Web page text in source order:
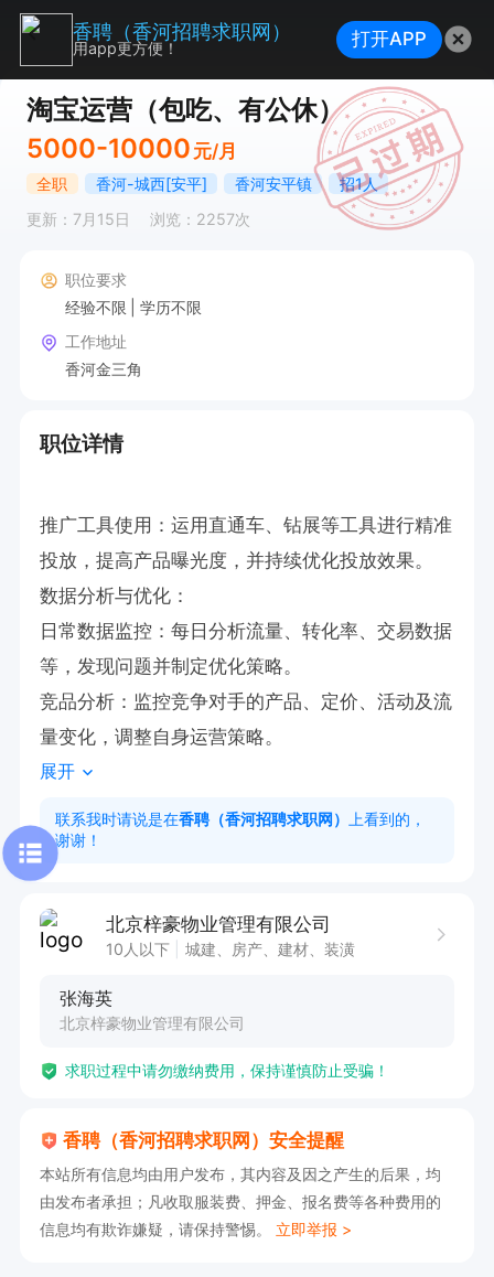
淘宝运营（包吃、有公休）
5000-10000 元/月
全职 香河-城西[安平] 香河安平镇
招1人
更新：7月15日
浏览：2257次
职位要求
经验不限
学历不限
工作地址
香河金三角
职位详情
‌推广工具使用‌：运用直通车、钻展等工具进行精准
投放，提高产品曝光度，并持续优化投放效果。‌‌‌
‌数据分析与优化‌：
‌日常数据监控‌：每日分析流量、转化率、交易数据
等，发现问题并制定优化策略。‌‌‌
‌竞品分析‌：监控竞争对手的产品、定价、活动及流
量变化，调整自身运营策略。‌‌‌
展开
联系我时请说是在香聘（香河招聘求职网）
上看到的，
谢谢！
北京梓豪物业管理有限公司
10人以下 城建、房产、建材、装潢
张海英
北京梓豪物业管理有限公司
求职过程中请勿缴纳费用，保持谨慎防止受骗！
香聘（香河招聘求职网）安全提醒
本站所有信息均由用户发布，其内容及因之产生的后果，均
由发布者承担；凡收取服装费、押金、报名费等各种费用的
信息均有欺诈嫌疑，请保持警惕。 立即举报 >
香聘（香河招聘求职网）
用app更方便！ 打开APP